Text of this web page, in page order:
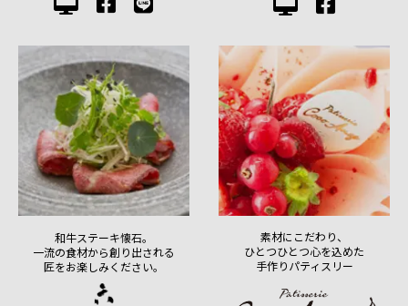
和牛ステーキ懐石。
一流の食材から創り出される
匠をお楽しみください。
素材にこだわり、
ひとつひとつ心を込めた
手作りパティスリー